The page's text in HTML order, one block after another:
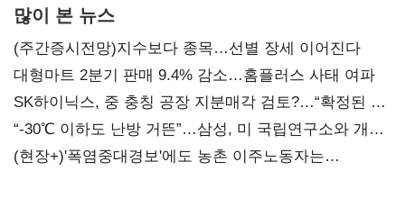
많이 본 뉴스
(주간증시전망)지수보다 종목…선별 장세 이어진다
대형마트 2분기 판매 9.4% 감소…홈플러스 사태 여파
SK하이닉스, 중 충칭 공장 지분매각 검토?…“확정된 바
없어”
“-30℃ 이하도 난방 거뜬”…삼성, 미 국립연구소와 개발
협력
(현장+)'폭염중대경보'에도 농촌 이주노동자는